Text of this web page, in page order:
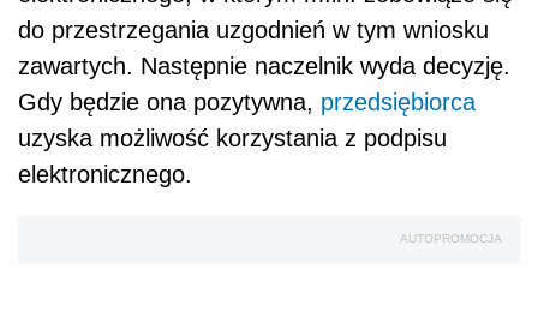
do przestrzegania uzgodnień w tym wniosku
zawartych. Następnie naczelnik wyda decyzję.
Gdy będzie ona pozytywna, przedsiębiorca
uzyska możliwość korzystania z podpisu
elektronicznego.
AUTOPROMOCJA